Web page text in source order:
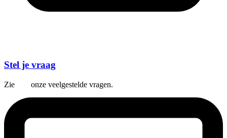
Stel je vraag
Zie onze veelgestelde vragen.